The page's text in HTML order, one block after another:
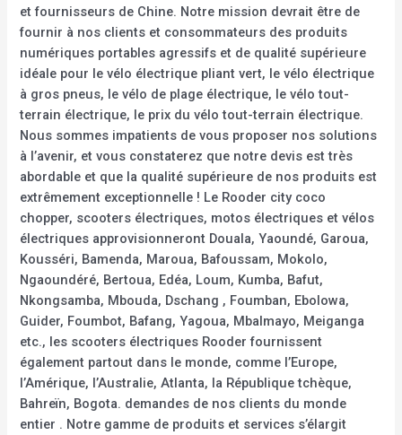
et fournisseurs de Chine. Notre mission devrait être de
fournir à nos clients et consommateurs des produits
numériques portables agressifs et de qualité supérieure
idéale pour le vélo électrique pliant vert, le vélo électrique
à gros pneus, le vélo de plage électrique, le vélo tout-
terrain électrique, le prix du vélo tout-terrain électrique.
Nous sommes impatients de vous proposer nos solutions
à l’avenir, et vous constaterez que notre devis est très
abordable et que la qualité supérieure de nos produits est
extrêmement exceptionnelle ! Le Rooder city coco
chopper, scooters électriques, motos électriques et vélos
électriques approvisionneront Douala, Yaoundé, Garoua,
Kousséri, Bamenda, Maroua, Bafoussam, Mokolo,
Ngaoundéré, Bertoua, Edéa, Loum, Kumba, Bafut,
Nkongsamba, Mbouda, Dschang , Foumban, Ebolowa,
Guider, Foumbot, Bafang, Yagoua, Mbalmayo, Meiganga
etc., les scooters électriques Rooder fournissent
également partout dans le monde, comme l’Europe,
l’Amérique, l’Australie, Atlanta, la République tchèque,
Bahreïn, Bogota. demandes de nos clients du monde
entier . Notre gamme de produits et services s’élargit